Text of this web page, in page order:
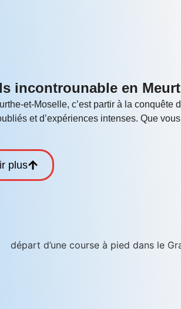
incontrounable en
et-Moselle, c’est partir à la
et d’expériences intenses. Que
plus